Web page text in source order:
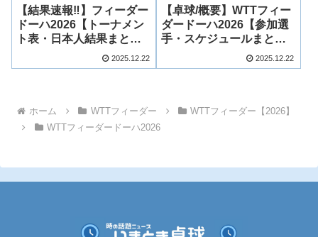
【結果速報‼︎】フィーダー
ドーハ2026【トーナメン
ト表・日本人結果まと
2025.12.22
【卓球/概要】WTTフィー
ダードーハ2026【参加選
手・スケジュールまと
2025.12.22
ホーム WTTフィーダー
WTTフィーダー【2026】
WTTフィーダードーハ2026